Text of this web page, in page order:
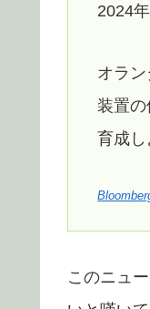
2024
オラン
装置
育成し
このニュ